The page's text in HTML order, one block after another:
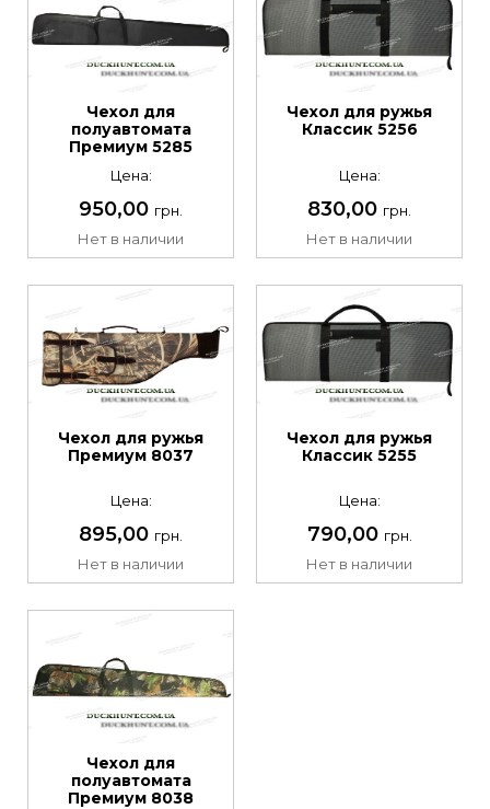
Чехол для
полуавтомата
Премиум 5285
Цена:
950,00 грн.
Нет в наличии
Чехол для ружья
Классик 5256
Цена:
830,00 грн.
Нет в наличии
Чехол для ружья
Премиум 8037
Цена:
895,00 грн.
Нет в наличии
Чехол для ружья
Классик 5255
Цена:
790,00 грн.
Нет в наличии
Чехол для
полуавтомата
Премиум 8038